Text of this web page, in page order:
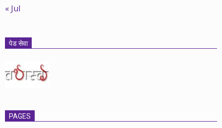
« Jul
पेड सेवा
PAGES